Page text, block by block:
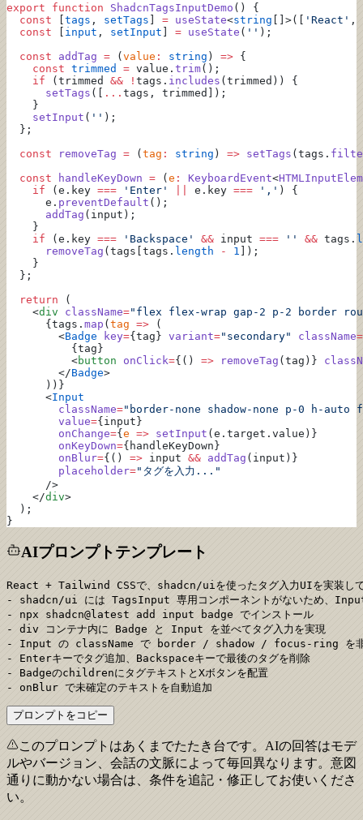
export function ShadcnTagsInputDemo () {
  const
[tags , setTags ] = useState<string []>([ 'React' ,
  const
[ input , setInput ] = useState ( '' );
  const
addTag = (value : string ) => {
    const
trimmed = value. trim();
    if
(trimmed && ! tags. includes (trimmed)) {
      setTags
([ ... tags, trimmed]);
    }
    setInput
( '' );
  };
  const
removeTag = (tag : string ) => setTags (tags.
  const
handleKeyDown = (e : KeyboardEvent<
    if
(e.key === 'Enter' e.key === ',' ) {
      e.
preventDefault ();
      addTag
(input);
    }
    if
(e.key === 'Backspace' && input === '' && tags.
      removeTag
(tags[tags. length - 1 ]);
    }
  };
  return
(
    <
div className="flex flex-wrap gap-2 p-2 border
      {tags.
map (tag => (
        <
Badge key={tag} variant="secondary" className=
          {tag}
          <
button onClick={() => removeTag (tag)}
        </
Badge>
      ))}
      <
Input
        className
="border-none shadow-none p-0 h-
        value
={input}
        onChange
={e => setInput (e.target.value)}
        onKeyDown
={handleKeyDown}
        onBlur
={() => input && addTag (input)}
        placeholder
="タグを入力..."
      />
    </
div>
  );
}
AIプロンプトテンプレート
React + Tailwind CSSで、shadcn/uiを使ったタグ入力UIを実装して
- shadcn/ui には TagsInput 専用コンポーネントがないため、
- npx shadcn@latest add input badge でインストール
- div コンテナ内に Badge と Input を並べてタグ入力を実現
- Input の className で border / shadow / focus-ring を非表
- Enterキーでタグ追加、Backspaceキーで最後のタグを削除
- BadgeのchildrenにタグテキストとXボタンを配置
- onBlur で未確定のテキストを自動追加
プロンプトをコピー
このプロンプトはあくまでたたき台です。AIの回答はモデ
ルやバージョン、会話の文脈によって毎回異なります。意図
通りに動かない場合は、条件を追記・修正してお使いくださ
い。